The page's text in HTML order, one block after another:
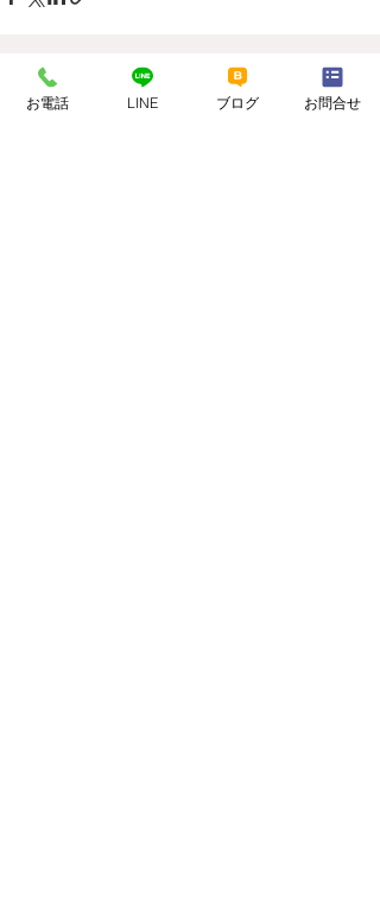
最新記事 すべて表示
お電話 LINE ブログ お問合せ